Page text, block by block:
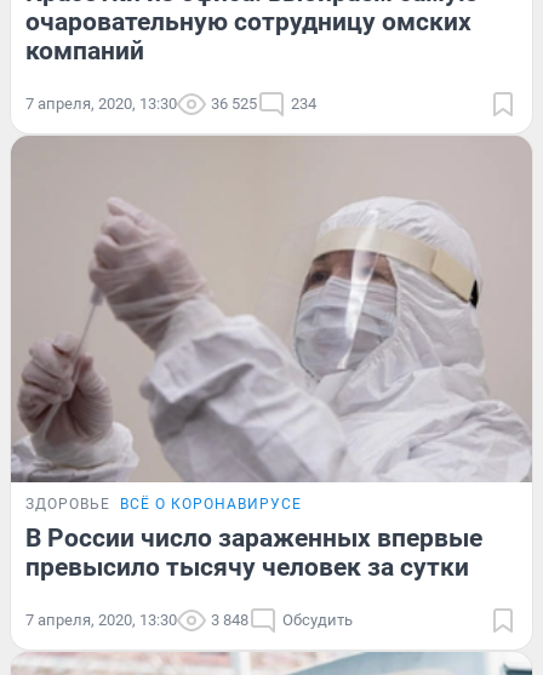
очаровательную сотрудницу омских
компаний
7 апреля, 2020, 13:30 36 525 234
ЗДОРОВЬЕ ВСЁ О КОРОНАВИРУСЕ
В России число зараженных впервые
превысило тысячу человек за сутки
7 апреля, 2020, 13:30 3 848 Обсудить